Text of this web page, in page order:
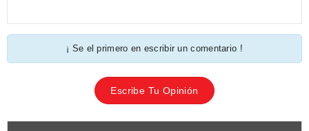
¡ Se el primero en escribir un comentario !
Escribe Tu Opinión